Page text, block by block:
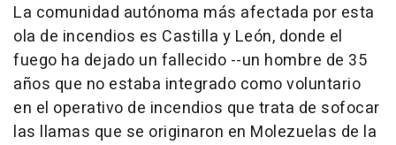
La comunidad autónoma más afectada por esta
ola de incendios es Castilla y León, donde el
fuego ha dejado un fallecido --un hombre de 35
años que no estaba integrado como voluntario
en el operativo de incendios que trata de sofocar
las llamas que se originaron en Molezuelas de la